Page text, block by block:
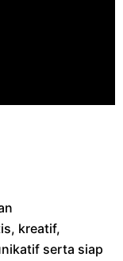
kreatif,
serta siap